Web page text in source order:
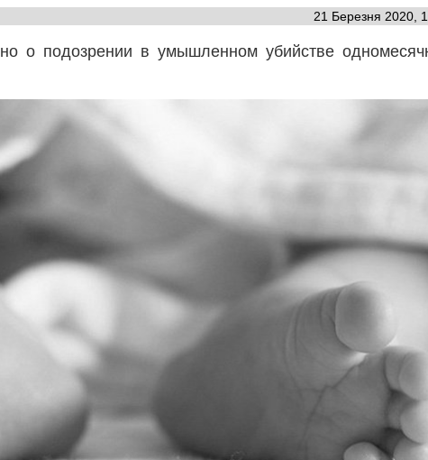
21 Березня 2020,
о подозрении в умышленном убийстве